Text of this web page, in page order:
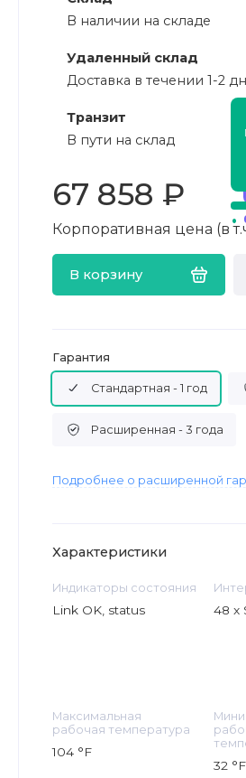
В наличии на складе
Удаленный склад
Доставка в течении 1-2
Транзит
В пути на склад
67 858 ₽
Корпоративная цена (в
В корзину
Гарантия
Стандартная - 1 год
Расширенная - 3 года
Подробнее о расширенной
Характеристики
Индикаторы состояния
Link OK, status 48 x
Максимальная
рабочая температура
104 °F
32 °F